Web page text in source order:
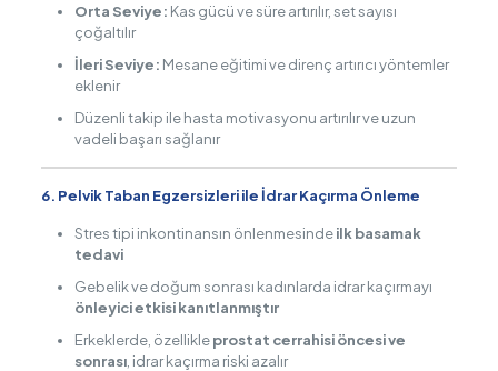
Orta Seviye: Kas gücü ve süre artırılır, set sayısı
çoğaltılır
İleri Seviye: Mesane eğitimi ve direnç artırıcı yöntemler
eklenir
Düzenli takip ile hasta motivasyonu artırılır ve uzun
vadeli başarı sağlanır
6. Pelvik Taban Egzersizleri ile İdrar Kaçırma Önleme
Stres tipi inkontinansın önlenmesindeilk basamak
tedavi
Gebelik ve doğum sonrası kadınlarda idrar kaçırmayı
önleyici etkisi kanıtlanmıştır
Erkeklerde, özellikleprostat cerrahisi öncesi ve
sonrası, idrar kaçırma riski azalır